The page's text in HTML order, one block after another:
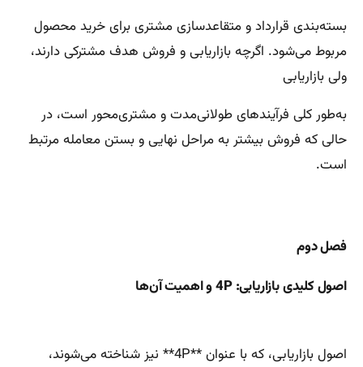
بسته‌بندی قرارداد و متقاعدسازی مشتری برای خرید محصول
مربوط می‌شود. اگرچه بازاریابی و فروش هدف مشترکی دارند،
ولی بازاریابی
به‌طور کلی فرآیندهای طولانی‌مدت و مشتری‌محور است، در
حالی که فروش بیشتر به مراحل نهایی و بستن معامله مرتبط
است.
فصل دوم
اصول کلیدی بازاریابی: 4P و اهمیت آن‌ها
اصول بازاریابی، که با عنوان **4P** نیز شناخته می‌شوند،